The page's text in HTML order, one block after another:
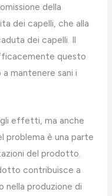
della
dei capelli, che alla
dei capelli. Il
questo
mantenere sani i
effetti, ma anche
problema è una parte
del prodotto.
contribuisce a
nella produzione di